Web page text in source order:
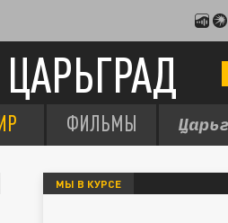
ЦАРЬГРАД
ФИЛЬМЫ
МЫ В КУРСЕ